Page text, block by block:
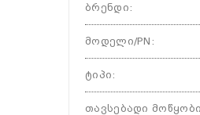
ბრენდი:
მოდელი/PN :
ტიპი:
თავსებადი